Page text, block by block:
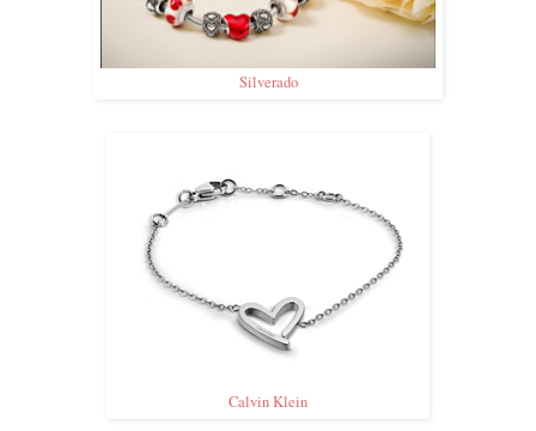
Silverado
Calvin Klein